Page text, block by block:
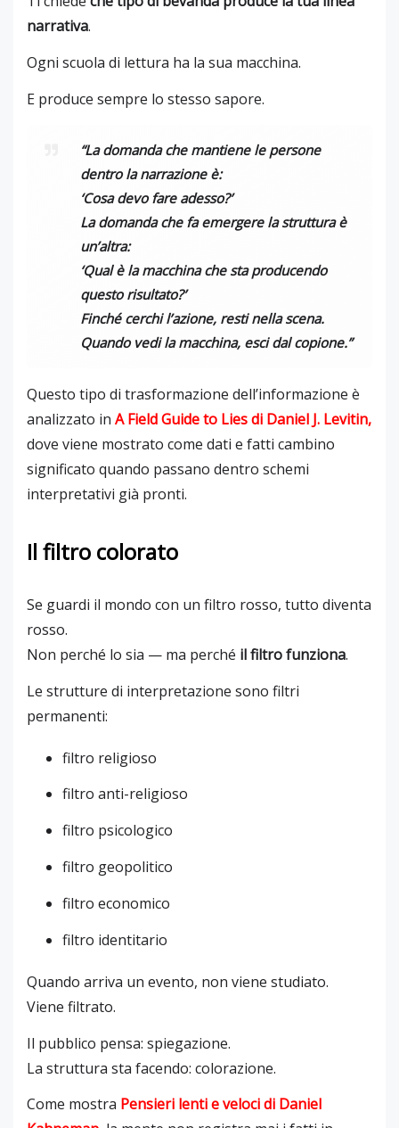
narrativa.
Ogni scuola di lettura ha la sua macchina.
E produce sempre lo stesso sapore.
“La domanda che mantiene le persone
dentro la narrazione è:
‘Cosa devo fare adesso?’
La domanda che fa emergere la struttura è
un’altra:
‘Qual è la macchina che sta producendo
questo risultato?’
Finché cerchi l’azione, resti nella scena.
Quando vedi la macchina, esci dal copione.”
Questo tipo di trasformazione dell’informazione è
analizzato in A Field Guide to Liesdi Daniel J. Levitin,
dove viene mostrato come dati e fatti cambino
significato quando passano dentro schemi
interpretativi già pronti.
Il filtro colorato
Se guardi il mondo con un filtro rosso, tutto diventa
rosso.
Non perché lo sia — ma perché il filtro funziona.
Le strutture di interpretazione sono filtri
permanenti:
filtro religioso
filtro anti-religioso
filtro psicologico
filtro geopolitico
filtro economico
filtro identitario
Quando arriva un evento, non viene studiato.
Viene filtrato.
Il pubblico pensa: spiegazione.
La struttura sta facendo: colorazione.
Come mostra Pensieri lenti e velocidi Daniel